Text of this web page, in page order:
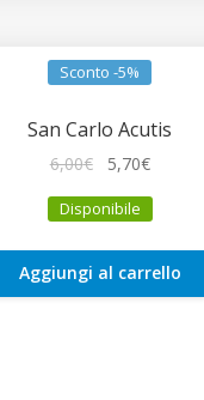
Sconto -5%
San Carlo Acutis
6,00€
originale
6,00€.
5,70€Il
attuale
5,70€.
Disponibile
Aggiungi al carrello